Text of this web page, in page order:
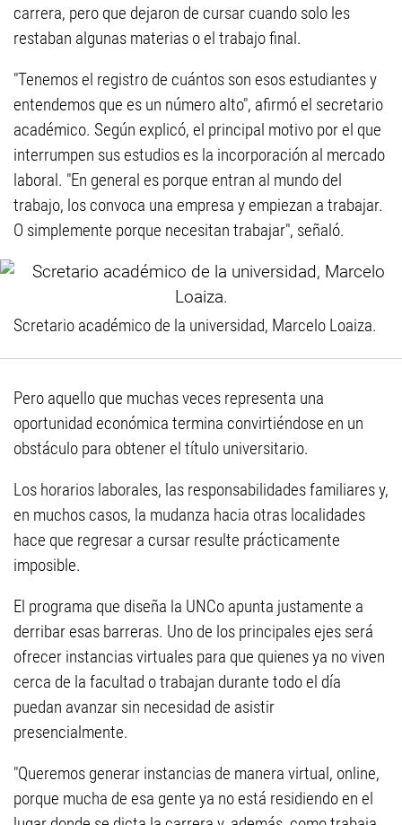
carrera, pero que dejaron de cursar cuando solo les
restaban algunas materias o el trabajo final.
"Tenemos el registro de cuántos son esos estudiantes y
entendemos que es un número alto", afirmó el secretario
académico. Según explicó, el principal motivo por el que
interrumpen sus estudios es la incorporación al mercado
laboral. "En general es porque entran al mundo del
trabajo, los convoca una empresa y empiezan a trabajar.
O simplemente porque necesitan trabajar", señaló.
Scretario académico de la universidad, Marcelo Loaiza.
Pero aquello que muchas veces representa una
oportunidad económica termina convirtiéndose en un
obstáculo para obtener el título universitario.
Los horarios laborales, las responsabilidades familiares y,
en muchos casos, la mudanza hacia otras localidades
hace que regresar a cursar resulte prácticamente
imposible.
El programa que diseña la UNCo apunta justamente a
derribar esas barreras. Uno de los principales ejes será
ofrecer instancias virtuales para que quienes ya no viven
cerca de la facultad o trabajan durante todo el día
puedan avanzar sin necesidad de asistir
presencialmente.
"Queremos generar instancias de manera virtual, online,
porque mucha de esa gente ya no está residiendo en el